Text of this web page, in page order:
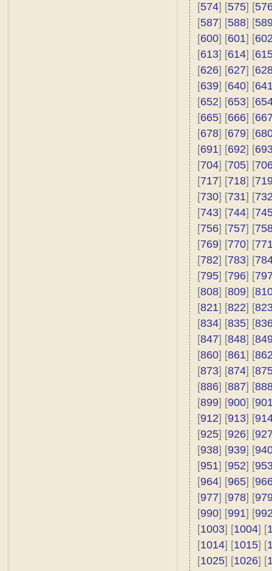
[574] [575] [
[587] [588] [
[600] [601] [
[613] [614] [
[626] [627] [
[639] [640] [
[652] [653] [
[665] [666] [
[678] [679] [
[691] [692] [
[704] [705] [
[717] [718] [
[730] [731] [
[743] [744] [
[756] [757] [
[769] [770] [
[782] [783] [
[795] [796] [
[808] [809] [
[821] [822] [
[834] [835] [
[847] [848] [
[860] [861] [
[873] [874] [
[886] [887] [
[899] [900] [
[912] [913] [
[925] [926] [
[938] [939] [
[951] [952] [
[964] [965] [
[977] [978] [
[990] [991] [
[1003] [1004] [
[1014] [1015] [
[1025] [1026] [